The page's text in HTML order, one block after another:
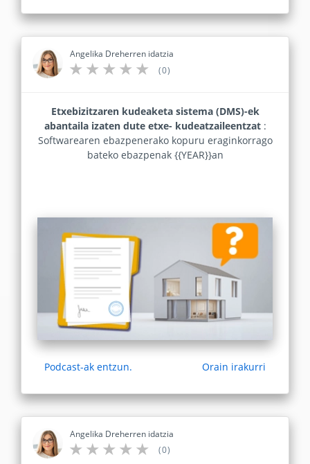
Angelika Dreherren idatzia
(0)
Etxebizitzaren kudeaketa sistema (DMS)-ek
abantaila izaten dute etxe- kudeatzaileentzat :
Softwarearen ebazpenerako kopuru eraginkorrago
bateko ebazpenak {{YEAR}}an
Podcast-ak entzun. Orain irakurri
Angelika Dreherren idatzia
(0)